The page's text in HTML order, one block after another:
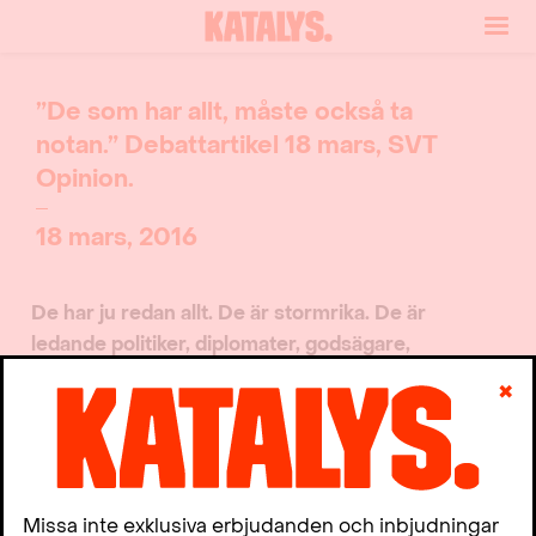
”De som har allt, måste också ta
notan.” Debattartikel 18 mars, SVT
Opinion.
18 mars, 2016
De har ju redan allt. De är stormrika. De är
ledande politiker, diplomater, godsägare,
och Bonnier. Men de är inte nöjda. De kan inte få
De har planerat och manövrerat och tagit hjälp av
✖
Missa inte exklusiva erbjudanden och inbjudningar